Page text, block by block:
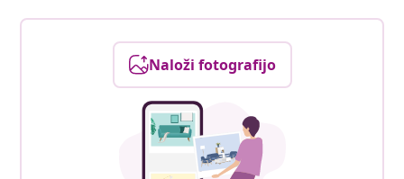
Naloži fotografijo